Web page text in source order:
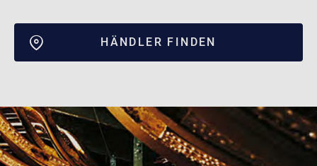
HÄNDLER FINDEN